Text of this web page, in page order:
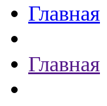
Главная
Главная